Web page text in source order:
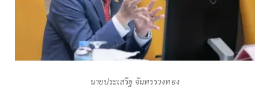
นายประเสริฐ จันทรรวงทอง